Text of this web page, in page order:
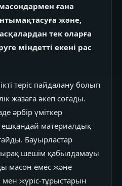
ғана
және,
тек оларға
міндетті екені рас
теріс пайдалану болып
жазаға әкеп соғады.
әрбір үміткер
материалдық
Бауырластар
шешім қабылдамауы
масон емес және
жүріс-тұрыстарын